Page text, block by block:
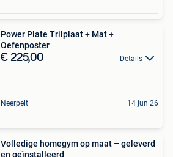
Power Plate Trilplaat + Mat +
Oefenposter
€ 225,00 Details
Neerpelt 14 jun 26
Volledige homegym op maat – geleverd
en geïnstalleerd